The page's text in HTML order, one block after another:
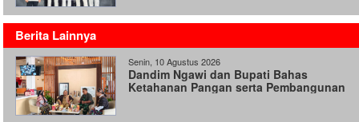
Berita Lainnya
Senin, 10 Agustus 2026
Dandim Ngawi dan Bupati Bahas
Ketahanan Pangan serta Pembangunan